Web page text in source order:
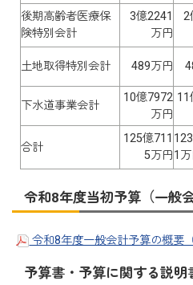
後期高齢者医療保
険特別会計
3億2241
万円
2
土地取得特別会計 489万円
下水道事業会計
10億7972
万円
11
合計
125億711
5万円1
令和8年度当初予算（一般
令和8年度一般会計予算の概要
予算書・予算に関する説明